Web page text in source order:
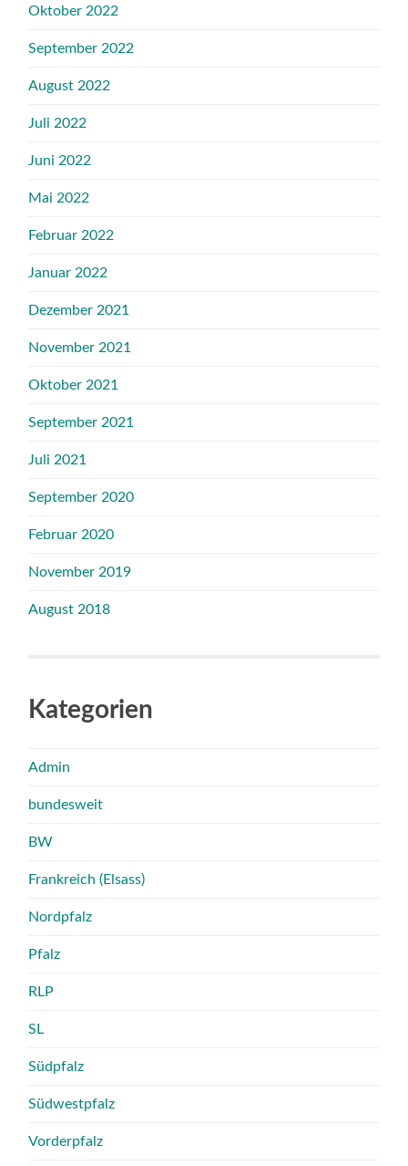
Oktober 2022
September 2022
August 2022
Juli 2022
Juni 2022
Mai 2022
Februar 2022
Januar 2022
Dezember 2021
November 2021
Oktober 2021
September 2021
Juli 2021
September 2020
Februar 2020
November 2019
August 2018
Kategorien
Admin
bundesweit
BW
Frankreich (Elsass)
Nordpfalz
Pfalz
RLP
SL
Südpfalz
Südwestpfalz
Vorderpfalz